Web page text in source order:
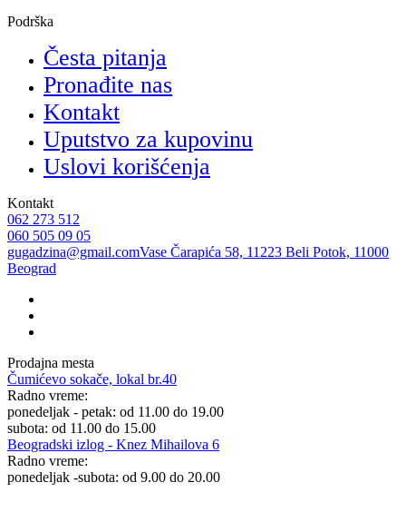
Podrška
Česta pitanja
Pronađite nas
Kontakt
Uputstvo za kupovinu
Uslovi korišćenja
Kontakt
062 273 512
060 505 09 05
gugadzina@gmail.comVase Čarapića 58, 11223 Beli Potok, 11000
Beograd
Prodajna mesta
Čumićevo sokače, lokal br.40
Radno vreme:
ponedeljak - petak: od 11.00 do 19.00
subota: od 11.00 do 15.00
Beogradski izlog - Knez Mihailova 6
Radno vreme:
ponedeljak -subota: od 9.00 do 20.00